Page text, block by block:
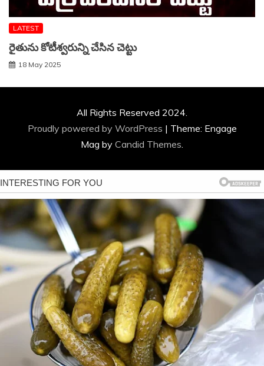
LATEST
రైతును కోటీశ్వరున్ని చేసిన చెట్టు
18 May 2025
All Rights Reserved 2024.
Proudly powered by WordPress | Theme: Engage
Mag by Candid Themes.